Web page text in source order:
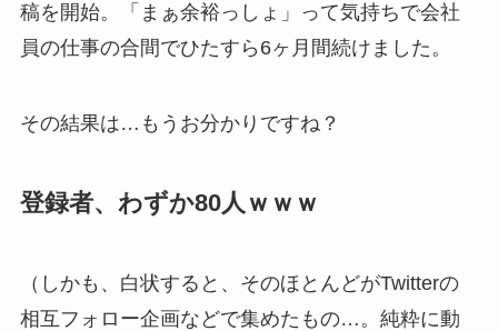
稿を開始。「まぁ余裕っしょ」って気持ちで会社
員の仕事の合間でひたすら6ヶ月間続けました。
その結果は…もうお分かりですね？
登録者、わずか80人ｗｗｗ
（しかも、白状すると、そのほとんどがTwitterの
相互フォロー企画などで集めたもの…。純粋に動